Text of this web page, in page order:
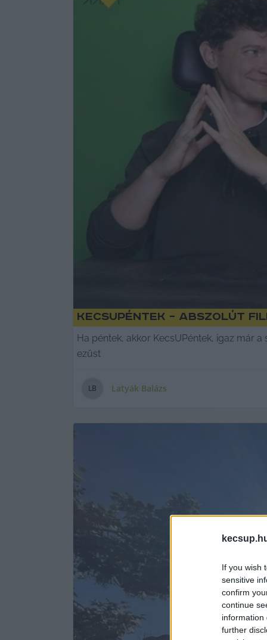
If you wish
sensitive
confirm
continue
information
further
KecsUPéntek – Abszolút
Ha péntek, akkor KecsUPéntek, igaz már
ezüst
LB Latyák Balázs